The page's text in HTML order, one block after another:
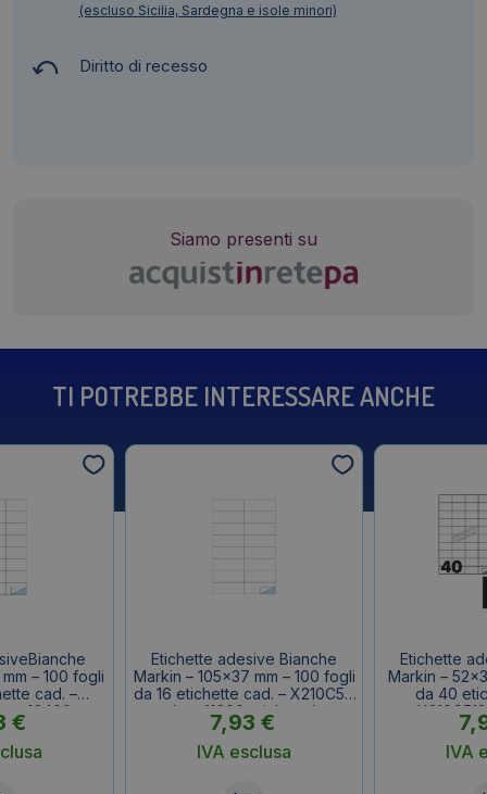
(escluso Sicilia, Sardegna e isole minori)
Diritto di recesso
Siamo presenti su
TI POTREBBE INTERESSARE ANCHE
– 100 fogli
cad. –
€
Etichette adesive Bianche
Markin – 105×37 mm – 100 fogli
da 16 etichette cad. – X210C511
(conf.1600 etichette)
7,93 €
IVA esclusa
Etichette
Markin –
da 40
IVA